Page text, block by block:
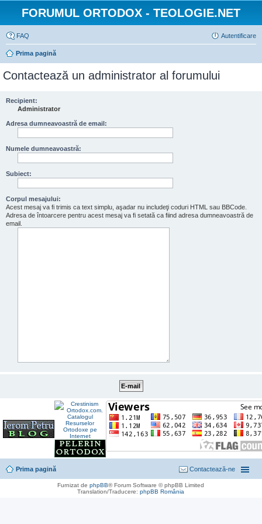
FORUMUL ORTODOX - TEOLOGIE.NET
FAQ Autentificare
Prima pagină
Contactează un administrator al forumului
Recipient:
Administrator
Adresa dumneavoastră de email:
Numele dumneavoastră:
Subiect:
Corpul mesajului:
Acest mesaj va fi trimis ca text simplu, aşadar nu includeţi coduri HTML sau BBCode.
Adresa de întoarcere pentru acest mesaj va fi setată ca fiind adresa dumneavoastră de
email.
Prima pagină Contactează-ne
Furnizat dephpBB® Forum Software © phpBB Limited
Translation/Traducere:phpBB România